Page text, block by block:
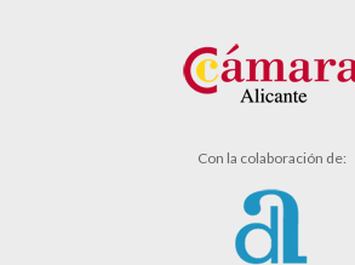
Con la colaboración de: